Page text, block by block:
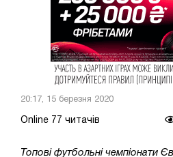
20:17, 15 березня 2020
Online 77 читачів
Топові футбольні чемпіонати